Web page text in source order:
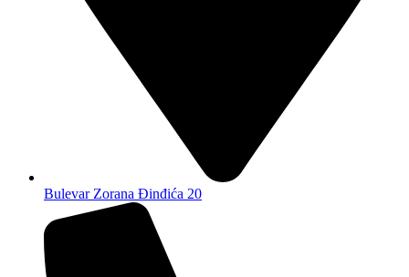
Bulevar Zorana Đinđića 20